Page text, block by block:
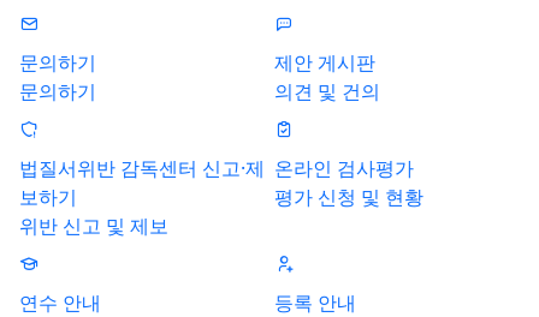
문의하기
문의하기
제안 게시판
의견 및 건의
법질서위반 감독센터 신고·제
보하기
위반 신고 및 제보
온라인 검사평가
평가 신청 및 현황
연수 안내
등록 안내